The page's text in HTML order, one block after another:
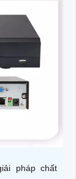
pháp chất